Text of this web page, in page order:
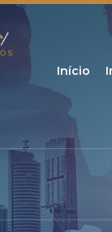
Início